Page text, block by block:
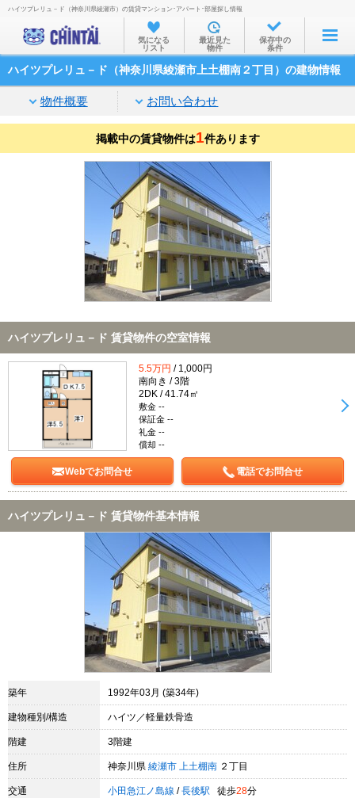
お部屋を探す
沿線・駅から
家賃相場から
通勤通学時間から
物件特集から
不動産会社から
TOP
ハイツプレリュ－ド（神奈川県綾瀬市）の賃貸マンション･アパート･部屋探し情報
気になる
リスト
最近見た
物件
保存中の
条件
ハイツプレリュ－ド（神奈川県綾瀬市上土棚南２丁目）の建物情報
物件概要 お問い合わせ
掲載中の賃貸物件は1件あります
ハイツプレリュ－ド 賃貸物件の空室情報
5.5万円 / 1,000円
南向き / 3階
2DK / 41.74㎡
敷金 --
保証金 --
礼金 --
償却 --
Webでお問合せ 電話でお問合せ
ハイツプレリュ－ド 賃貸物件基本情報
築年 1992年03月 (築34年)
建物種別/構造 ハイツ／軽量鉄骨造
階建 3階建
住所 神奈川県 綾瀬市 上土棚南 ２丁目
交通 小田急江ノ島線 / 長後駅 徒歩28分